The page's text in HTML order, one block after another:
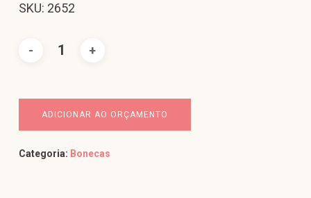
SKU: 2652
ADICIONAR AO ORÇAMENTO
Categoria: Bonecas